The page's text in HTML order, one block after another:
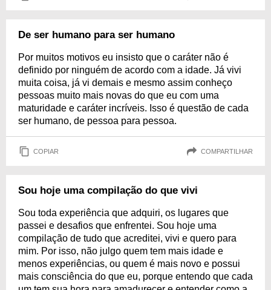
De ser humano para ser humano
Por muitos motivos eu insisto que o caráter não é
definido por ninguém de acordo com a idade. Já vivi
muita coisa, já vi demais e mesmo assim conheço
pessoas muito mais novas do que eu com uma
maturidade e caráter incríveis. Isso é questão de cada
ser humano, de pessoa para pessoa.
COPIAR COMPARTILHAR
Sou hoje uma compilação do que vivi
Sou toda experiência que adquiri, os lugares que
passei e desafios que enfrentei. Sou hoje uma
compilação de tudo que acreditei, vivi e quero para
mim. Por isso, não julgo quem tem mais idade e
menos experiências, ou quem é mais novo e possui
mais consciência do que eu, porque entendo que cada